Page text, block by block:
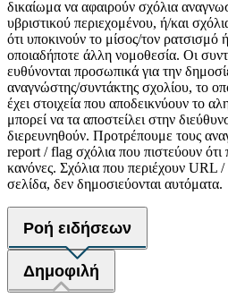
δικαίωμα να αφαιρούν σχόλια
υβριστικού περιεχομένου, ή/και
ότι υποκινούν το μίσος/τον ρατσισμό
οποιαδήποτε άλλη νομοθεσία. Οι
ευθύνονται προσωπικά για την
αναγνώστης/συντάκτης σχολίου, το
έχει στοιχεία που αποδεικνύουν το
μπορεί να τα αποστείλει στην
διερευνηθούν. Προτρέπουμε τους
report / flag σχόλια που πιστεύουν ότι
κανόνες. Σχόλια που περιέχουν URL
σελίδα, δεν δημοσιεύονται αυτόματα.
Ροή ειδήσεων
Δημοφιλή